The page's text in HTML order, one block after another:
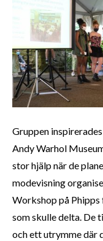
Gruppen
Andy Warhol
stor hjälp när de
modevisning
Workshop på
som skulle delta. De
och ett utrymme där